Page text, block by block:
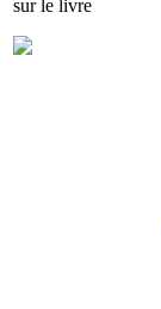
sur le livre